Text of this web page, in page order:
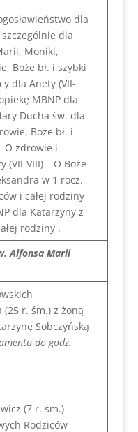
dla
dla
Moniki,
Boże bł. i szybki
dla Anety (VII-
MBNP dla
Ducha św. dla
Boże bł. i
O zdrowie i
(VII-VIII) – O Boże
w 1 rocz.
i całej rodziny
dla Katarzyny z
rodziny .
Alfonsa Marii
(25 r. śm.) z żoną
Sobczyńską
do godz.
(7 r. śm.)
Rodziców